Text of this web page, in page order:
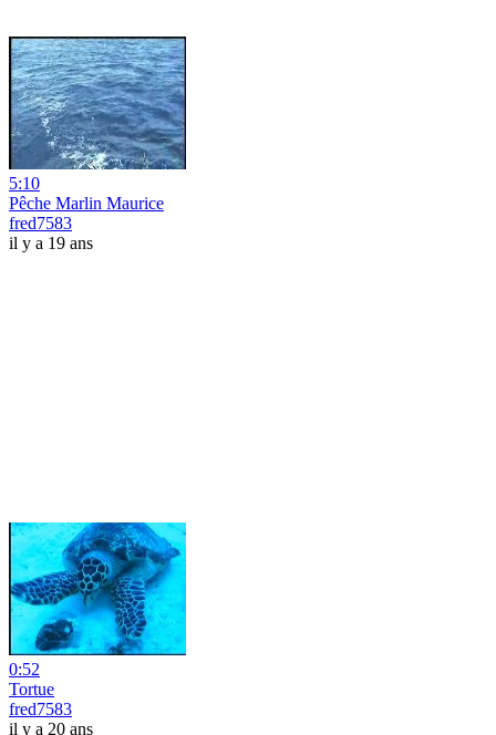
5:10
Pêche Marlin Maurice
fred7583
il y a 19 ans
0:52
Tortue
fred7583
il y a 20 ans